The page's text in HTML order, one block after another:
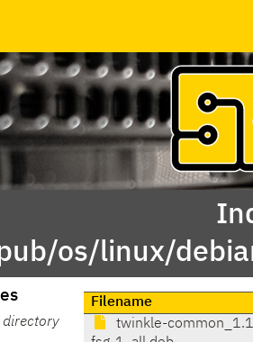
os/linux/
directory
Filename
twinkle-